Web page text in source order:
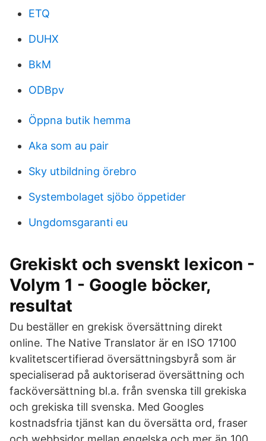
ETQ
DUHX
BkM
ODBpv
Öppna butik hemma
Aka som au pair
Sky utbildning örebro
Systembolaget sjöbo öppetider
Ungdomsgaranti eu
Grekiskt och svenskt lexicon -
Volym 1 - Google böcker,
resultat
Du beställer en grekisk översättning direkt
online. The Native Translator är en ISO 17100
kvalitetscertifierad översättningsbyrå som är
specialiserad på auktoriserad översättning och
facköversättning bl.a. från svenska till grekiska
och grekiska till svenska. Med Googles
kostnadsfria tjänst kan du översätta ord, fraser